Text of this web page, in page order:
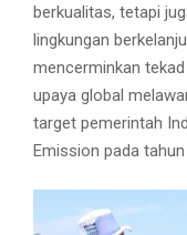
berkualitas, tetapi
lingkungan
mencerminkan
upaya global
target pemerintah
Emission pada